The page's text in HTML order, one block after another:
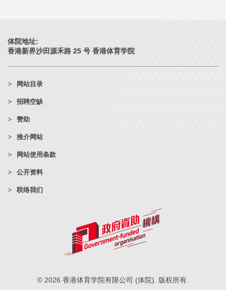
体院地址:
香港新界沙田源禾路 25 号 香港体育学院
网站目录
招聘空缺
赞助
推介网站
网站使用条款
公开资料
联络我们
© 2026 香港体育学院有限公司 (体院). 版权所有.